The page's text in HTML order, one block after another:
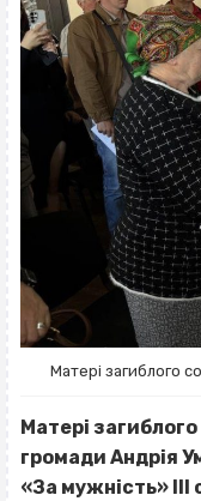
Матері загиблого
Матері
громади Андрія
«За мужність» ІІІ